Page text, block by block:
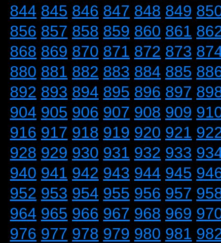
844 845 846 847 848 849
856 857 858 859 860 861
868 869 870 871 872 873
880 881 882 883 884 885
892 893 894 895 896 897
904 905 906 907 908 909
916 917 918 919 920 921
928 929 930 931 932 933
940 941 942 943 944 945
952 953 954 955 956 957
964 965 966 967 968 969
976 977 978 979 980 981